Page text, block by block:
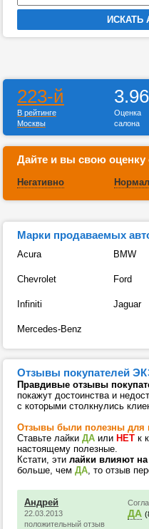
223-й
В рейтинге
Москвы
3.96
Оценка
салона
Дайте и вы свою оценку
Негативно
Марки продаваемых
Acura BMW
Chevrolet Ford
Infiniti Jaguar
Mercedes-Benz
Отзывы покупателей
Правдивые отзывы
покажут достоинства и
с которыми столкнулись
Отзывы были полезны для
Ставьте лайки ДА или НЕТ к
настоящему полезные.
Кстати, эти лайки влияют на
больше, чем ДА, то отзыв
Андрей
22.03.2013
положительный отзыв
ДА